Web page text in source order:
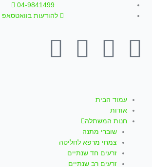
דילוג
לתוכן
04-9841499
להודעות בוואטסאפ
F
c
e
b
Y
u
t
u
I
t
a
W
עמוד הבית
אודות
חנות המשתלה
שוברי מתנה
צמחי מרפא לחליטה
זרעים חד שנתיים
זרעים רב שנתיים